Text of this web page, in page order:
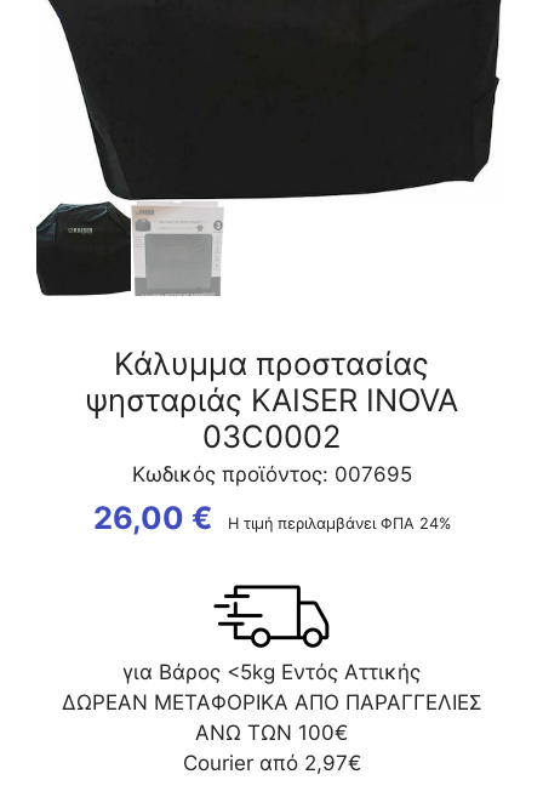
Κάλυμμα προστασίας
ψησταριάς ΚAISER INOVA
03C0002
Κωδικός προϊόντος: 007695
26,00 € Η τιμή περιλαμβάνει ΦΠΑ 24%
για Βάρος <5kg Εντός Αττικής
ΔΩΡΕΑΝ ΜΕΤΑΦΟΡΙΚΑ ΑΠΟ ΠΑΡΑΓΓΕΛΙΕΣ
ΑΝΩ ΤΩΝ 100€
Courier από 2,97€
ποσότητα